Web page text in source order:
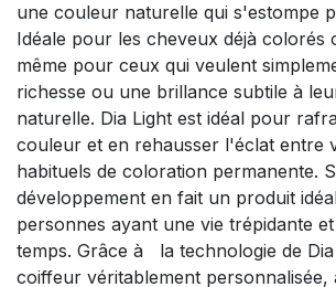
une couleur naturelle qui s'estompe
Idéale pour les cheveux déjà colorés
même pour ceux qui veulent
richesse ou une brillance subtile à
naturelle. Dia Light est idéal pour
couleur et en rehausser l'éclat entre
habituels de coloration permanente.
développement en fait un produit
personnes ayant une vie trépidante
temps. Grâce à la technologie de
coiffeur véritablement personnalisée,